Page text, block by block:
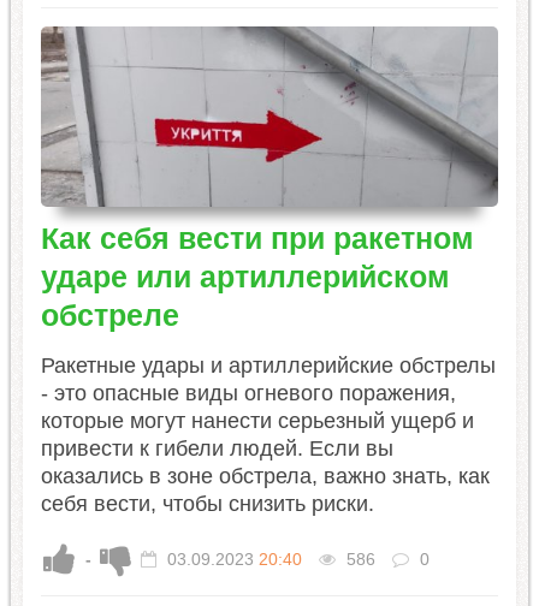
Как себя вести при ракетном
ударе или артиллерийском
обстреле
​Ракетные удары и артиллерийские обстрелы
- это опасные виды огневого поражения,
которые могут нанести серьезный ущерб и
привести к гибели людей. Если вы
оказались в зоне обстрела, важно знать, как
себя вести, чтобы снизить риски.
- 03.09.2023 20:40 586 0